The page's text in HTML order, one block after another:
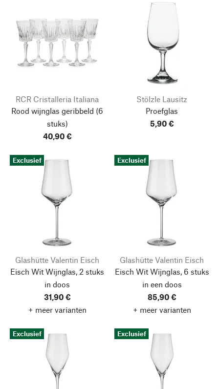
RCR Cristalleria Italiana
Rood wijnglas geribbeld (6
stuks)
40,90 €
Stölzle Lausitz
Proefglas
5,90 €
Exclusief
Glashütte Valentin Eisch
Eisch Wit Wijnglas, 2 stuks
in doos
31,90 €
+ meer varianten
Exclusief
Glashütte Valentin Eisch
Eisch Wit Wijnglas, 6 stuks
in een doos
85,90 €
+ meer varianten
Exclusief Exclusief